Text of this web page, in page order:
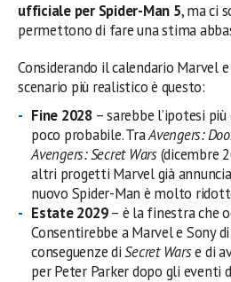
ufficiale per Spider-Man 5, ma ci
permettono di fare una stima
Considerando il calendario Marvel
scenario più realistico è questo:
Fine 2028– sarebbe l’ipotesi
poco probabile. TraAvengers:
Avengers: Secret Wars(dicembre
altri progetti Marvel già
nuovo Spider-Man è molto
Estate 2029– è la finestra che
Consentirebbe a Marvel e Sony
conseguenze diSecret Warse di
per Peter Parker dopo gli eventi